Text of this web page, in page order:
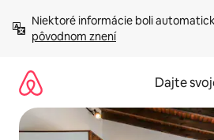
obsah.
Niektoré informácie boli
pôvodnom znení
Dajte